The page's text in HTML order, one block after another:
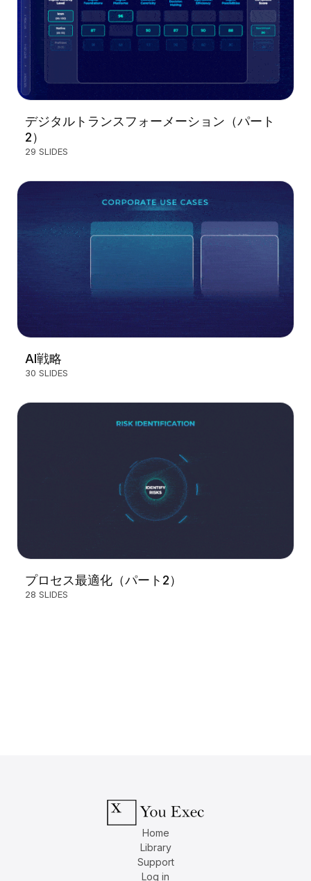
デジタルトランスフォーメーション（パート
2）
29 SLIDES
AI戦略
30 SLIDES
プロセス最適化（パート2）
28 SLIDES
Home
Library
Support
Log in